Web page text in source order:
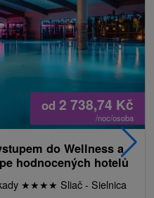
od 2 738,74 Kč
/noc/osoba
do Wellness a
hodnocených hotelů
★★★★ Sliač - Sielnica